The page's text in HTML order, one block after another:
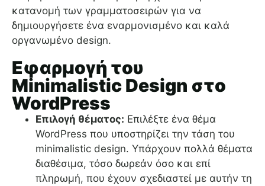
κατανομή των γραμματοσειρών για να
δημιουργήσετε ένα εναρμονισμένο και καλά
οργανωμένο design.
Εφαρμογή του
Minimalistic Design στο
WordPress
Επιλογή θέματος: Επιλέξτε ένα θέμα
WordPress που υποστηρίζει την τάση του
minimalistic design. Υπάρχουν πολλά θέματα
διαθέσιμα, τόσο δωρεάν όσο και επί
πληρωμή, που έχουν σχεδιαστεί με αυτήν τη